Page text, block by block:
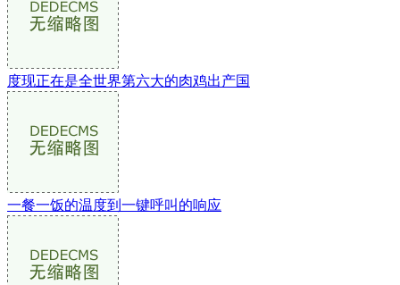
度现正在是全世界第六大的肉鸡出产国
一餐一饭的温度到一键呼叫的响应